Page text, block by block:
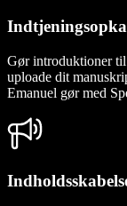
Gør introduktioner
uploade dit
Emanuel gør med